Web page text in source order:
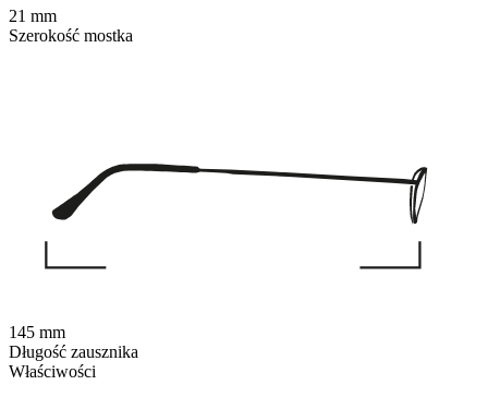
Właściwości
21 mm
Szerokość mostka
145 mm
Długość zausznika